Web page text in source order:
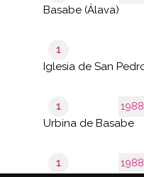
Basabe (Álava)
1
1988
1
Urbina de Basabe
1988
1